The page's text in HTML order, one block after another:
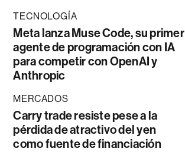
TECNOLOGÍA
Meta lanza Muse Code, su primer
agente de programación con IA
para competir con OpenAI y
Anthropic
MERCADOS
Carry trade resiste pese a la
pérdida de atractivo del yen
como fuente de financiación